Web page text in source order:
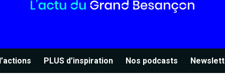
PLUS d’inspiration Nos podcasts